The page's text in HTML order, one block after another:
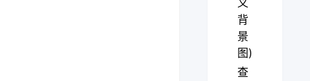
义
背
景
图)
查